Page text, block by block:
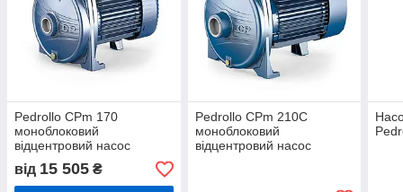
Pedrollo CPm 170
моноблоковий
відцентровий насос
від 15 505 ₴
Pedrollo CРm 210C
моноблоковий
відцентровий насос